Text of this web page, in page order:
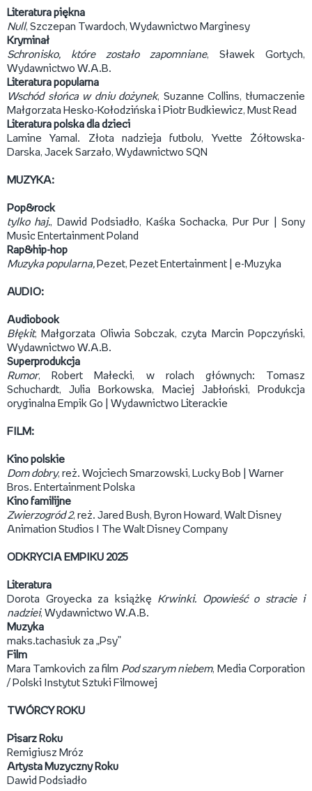
Literatura piękna
Null, Szczepan Twardoch, Wydawnictwo Marginesy
Kryminał
Schronisko, które zostało zapomniane, Sławek Gortych,
Wydawnictwo W.A.B.
Literatura popularna
Wschód słońca w dniu dożynek, Suzanne Collins, tłumaczenie
Małgorzata Hesko-Kołodzińska i Piotr Budkiewicz, Must Read
Literatura polska dla dzieci
Lamine Yamal. Złota nadzieja futbolu, Yvette Żółtowska-
Darska, Jacek Sarzało, Wydawnictwo SQN
MUZYKA:
Pop&rock
tylko haj., Dawid Podsiadło, Kaśka Sochacka, Pur Pur | Sony
Music Entertainment Poland
Rap&hip-hop
Muzyka popularna, Pezet, Pezet Entertainment | e-Muzyka
AUDIO:
Audiobook
Błękit, Małgorzata Oliwia Sobczak, czyta Marcin Popczyński,
Wydawnictwo W.A.B.
Superprodukcja
Rumor, Robert Małecki, w rolach głównych: Tomasz
Schuchardt, Julia Borkowska, Maciej Jabłoński, Produkcja
oryginalna Empik Go | Wydawnictwo Literackie
FILM:
Kino polskie
Dom dobry, reż. Wojciech Smarzowski, Lucky Bob | Warner
Bros. Entertainment Polska
Kino familijne
Zwierzogród 2, reż. Jared Bush, Byron Howard, Walt Disney
Animation Studios I The Walt Disney Company
ODKRYCIA EMPIKU 2025
Literatura
Dorota Groyecka za książkę Krwinki. Opowieść o stracie i
nadziei, Wydawnictwo W.A.B.
Muzyka
maks.tachasiuk za „Psy”
Film
Mara Tamkovich za film Pod szarym niebem, Media Corporation
/ Polski Instytut Sztuki Filmowej
TWÓRCY ROKU
Pisarz Roku
Remigiusz Mróz
Artysta Muzyczny Roku
Dawid Podsiadło